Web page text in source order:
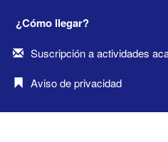
¿Cómo llegar?
Suscripción a actividades
Aviso de privacidad